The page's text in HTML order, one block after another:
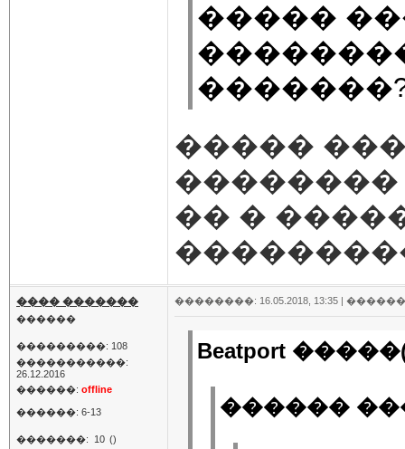
�����
�����
��������
�� �
���� �������
������
���������: 108
�����������:
26.12.2016
������: offline
������: 6-13
�������: 10 ()
��������: 16.05.2018, 13:35 |
Beatport
������